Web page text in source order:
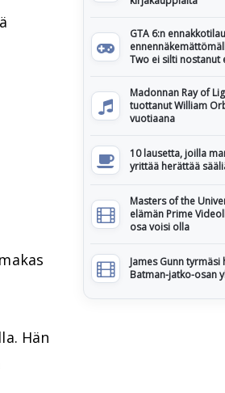
Hän
GTA 6:n
Two ei silti nostanut
Madonnan Ray of
tuottanut William
vuotiaana
10 lausetta, joilla
yrittää herättää
Masters of the
elämän Prime
osa voisi olla
James Gunn
Batman-jatko-osan